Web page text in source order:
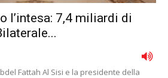
l’intesa: 7,4 miliardi di
Fattah Al Sisi e la presidente della